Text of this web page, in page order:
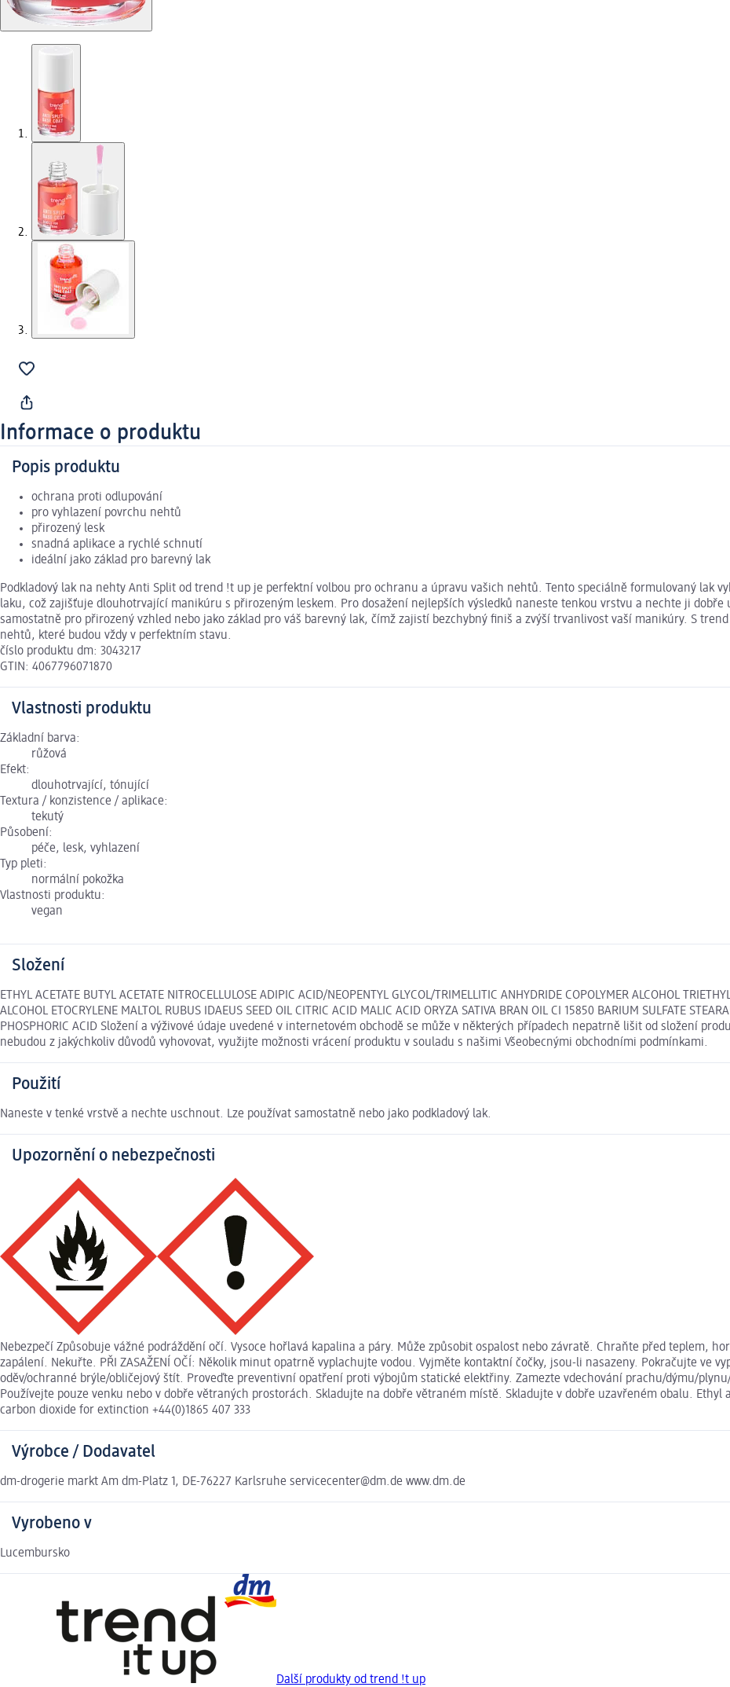
Informace o produktu
Popis produktu
ochrana proti odlupování
pro vyhlazení povrchu nehtů
přirozený lesk
snadná aplikace a rychlé schnutí
ideální jako základ pro barevný lak
Podkladový lak na nehty Anti Split od trend !t up je perfektní volbou pro ochranu a úpravu vašich nehtů. Tento speciálně formulovaný lak
laku, což zajišťuje dlouhotrvající manikúru s přirozeným leskem. Pro dosažení nejlepších výsledků naneste tenkou vrstvu a nechte ji
samostatně pro přirozený vzhled nebo jako základ pro váš barevný lak, čímž zajistí bezchybný finiš a zvýší trvanlivost vaší manikúry. S
nehtů, které budou vždy v perfektním stavu.
číslo produktu dm: 3043217
GTIN: 4067796071870
Vlastnosti produktu
Základní barva:
růžová
Efekt:
dlouhotrvající, tónující
Textura / konzistence / aplikace:
tekutý
Působení:
péče, lesk, vyhlazení
Typ pleti:
normální pokožka
Vlastnosti produktu:
vegan
Složení
ETHYL ACETATE BUTYL ACETATE NITROCELLULOSE ADIPIC ACID/NEOPENTYL GLYCOL/TRIMELLITIC ANHYDRIDE COPOLYMER ALCOHOL
ALCOHOL ETOCRYLENE MALTOL RUBUS IDAEUS SEED OIL CITRIC ACID MALIC ACID ORYZA SATIVA BRAN OIL CI 15850 BARIUM SULFATE
PHOSPHORIC ACID Složení a výživové údaje uvedené v internetovém obchodě se může v některých případech nepatrně lišit od složení
nebudou z jakýchkoliv důvodů vyhovovat, využijte možnosti vrácení produktu v souladu s našimi Všeobecnými obchodními podmínkami.
Použití
Naneste v tenké vrstvě a nechte uschnout. Lze používat samostatně nebo jako podkladový lak.
Upozornění o nebezpečnosti
Nebezpečí Způsobuje vážné podráždění očí. Vysoce hořlavá kapalina a páry. Může způsobit ospalost nebo závratě. Chraňte před teplem,
zapálení. Nekuřte. PŘI ZASAŽENÍ OČÍ: Několik minut opatrně vyplachujte vodou. Vyjměte kontaktní čočky, jsou-li nasazeny. Pokračujte ve
oděv/ochranné brýle/obličejový štít. Proveďte preventivní opatření proti výbojům statické elektřiny. Zamezte vdechování prachu/dýmu/
Používejte pouze venku nebo v dobře větraných prostorách. Skladujte na dobře větraném místě. Skladujte v dobře uzavřeném obalu. Ethyl
carbon dioxide for extinction +44(0)1865 407 333
Výrobce / Dodavatel
dm-drogerie markt Am dm-Platz 1, DE-76227 Karlsruhe servicecenter@dm.de www.dm.de
Vyrobeno v
Lucembursko
Další produkty od trend !t up